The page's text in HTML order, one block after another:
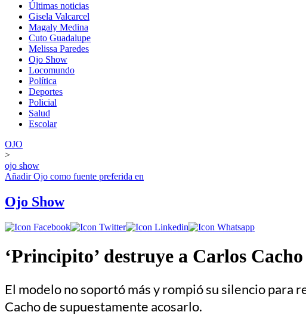
Últimas noticias
Gisela Valcarcel
Magaly Medina
Cuto Guadalupe
Melissa Paredes
Ojo Show
Locomundo
Política
Deportes
Policial
Salud
Escolar
OJO
>
ojo show
AñadirOjo como fuente preferida en
Ojo Show
‘Principito’ destruye a Carlos
El modelo no soportó más y rompió su silencio para
Cacho de supuestamente acosarlo.